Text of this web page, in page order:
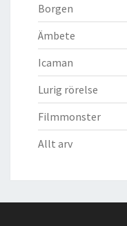
Borgen
Ämbete
Icaman
Lurig rörelse
Filmmonster
Allt arv